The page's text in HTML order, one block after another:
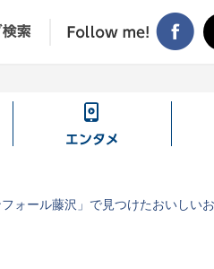
エ
メ
ォール藤沢」で見つけたおいしい